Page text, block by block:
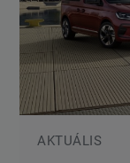
AKTUÁLIS